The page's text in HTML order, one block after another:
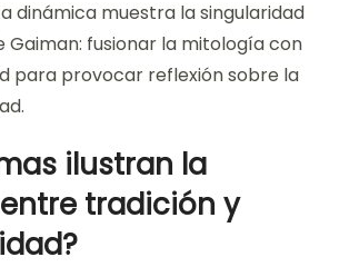
dinámica muestra la singularidad
Gaiman: fusionar la mitología con
para provocar reflexión sobre la
ilustran la
tradición y